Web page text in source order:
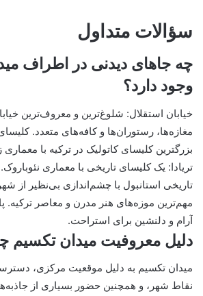
سؤالات متداول
چه جاهای دیدنی در اطراف
وجود دارد؟
خیابان استقلال: شلوغ‌ترین و معروف‌ترین
مغازه‌ها، رستوران‌ها و کافه‌های متعدد.
بزرگترین کلیسای کاتولیک در ترکیه با معماری
تریادا: یک کلیسای تاریخی با معماری نئوباروک.
تاریخی استانبول با چشم‌اندازی بی‌نظیر از
مهم‌ترین موزه‌های هنر مدرن و معاصر ترکیه.
آرام و دلنشین برای استراحت.
دلیل معروفیت میدان
میدان تکسیم به دلیل موقعیت مرکزی،
نقاط شهر، و همچنین حضور بسیاری از